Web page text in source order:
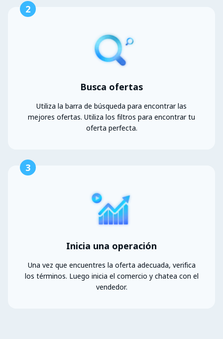
2
Busca ofertas
Utiliza la barra de búsqueda para encontrar las
mejores ofertas. Utiliza los filtros para encontrar tu
oferta perfecta.
3
Inicia una operación
Una vez que encuentres la oferta adecuada, verifica
los términos. Luego inicia el comercio y chatea con el
vendedor.